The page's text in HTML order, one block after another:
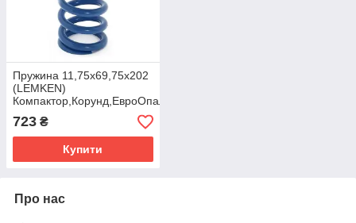
Пружина 11,75x69,75x202
(LEMKEN)
Компактор,Корунд,ЕвроОпал,
723 ₴
Купити
Про нас